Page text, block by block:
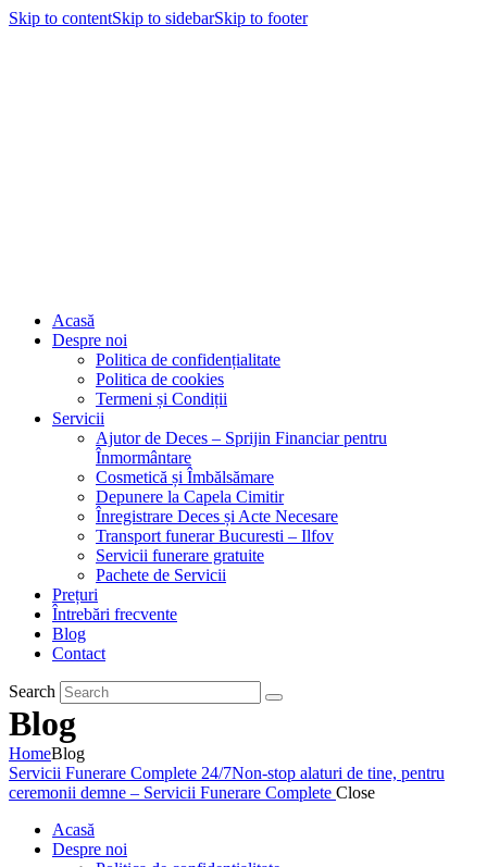
Skip to contentSkip to sidebarSkip to footer
Acasă
Despre noi
Politica de confidențialitate
Politica de cookies
Termeni și Condiții
Servicii
Ajutor de Deces – Sprijin Financiar pentru
Înmormântare
Cosmetică și Îmbălsămare
Depunere la Capela Cimitir
Înregistrare Deces și Acte Necesare
Transport funerar Bucuresti – Ilfov
Servicii funerare gratuite
Pachete de Servicii
Prețuri
Întrebări frecvente
Blog
Contact
Search
Blog
HomeBlog
Servicii Funerare Complete 24/7Non-stop alaturi de tine, pentru
ceremonii demne – Servicii Funerare Complete Close
Acasă
Despre noi